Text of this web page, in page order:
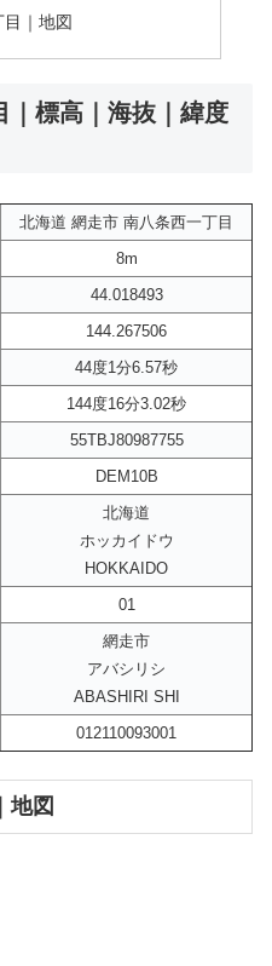
｜地図
｜標高｜海抜｜緯度
北海道 網走市 南八条西一丁目
8m
44.018493
144.267506
44度1分6.57秒
144度16分3.02秒
55TBJ80987755
DEM10B
北海道
ホッカイドウ
HOKKAIDO
01
網走市
アバシリシ
ABASHIRI SHI
012110093001
地図